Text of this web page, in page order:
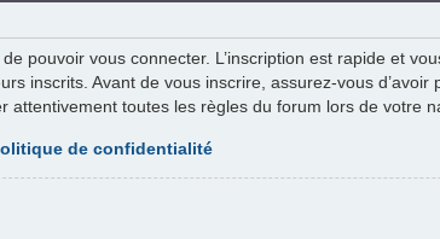
pouvoir vous connecter. L’inscription est rapide et
inscrits. Avant de vous inscrire, assurez-vous
attentivement toutes les règles du forum lors de votre
de confidentialité